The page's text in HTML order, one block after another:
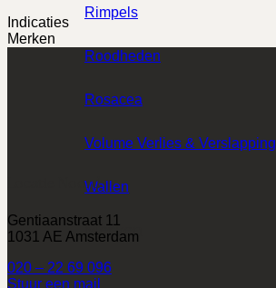
Rimpels
Roodheden
Rosacea
Volume Verlies & Verslapping
Wallen
Merken
Indicaties
Merken
Locatie Noord
Gentiaanstraat 11
1031 AE Amsterdam
020 – 22 69 096
Stuur een mail